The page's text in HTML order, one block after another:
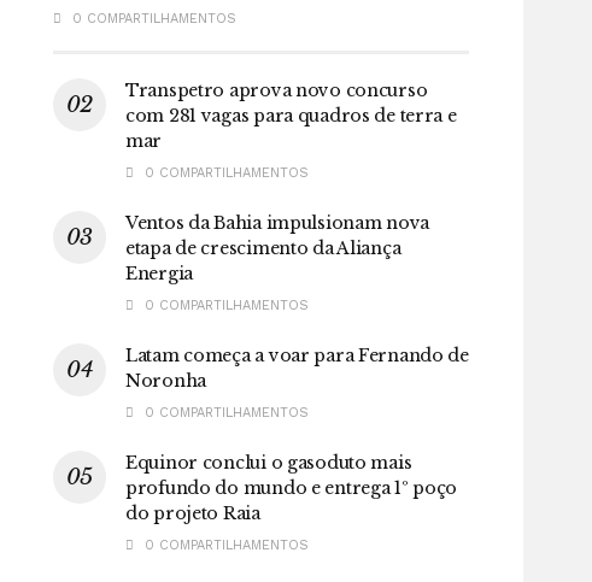
0 COMPARTILHAMENTOS
Transpetro aprova novo concurso
com 281 vagas para quadros de terra e
mar
0 COMPARTILHAMENTOS
Ventos da Bahia impulsionam nova
etapa de crescimento da Aliança
Energia
0 COMPARTILHAMENTOS
Latam começa a voar para Fernando de
Noronha
0 COMPARTILHAMENTOS
Equinor conclui o gasoduto mais
profundo do mundo e entrega 1º poço
do projeto Raia
0 COMPARTILHAMENTOS